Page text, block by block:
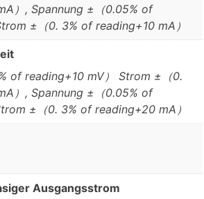
）, Spannung ±（0.05% of
±（0. 3% of reading+10 mA）
of reading+10 mV） Strom ±（0.
）, Spannung ±（0.05% of
±（0. 3% of reading+20 mA）
Ausgangsstrom